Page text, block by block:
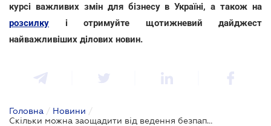
курсі важливих змін для бізнесу в Україні, а також на
розсилку і отримуйте щотижневий дайджест
найважливіших ділових новин.
Головна / Новини /
Скільки можна заощадити від ведення безпаперового бізнесу